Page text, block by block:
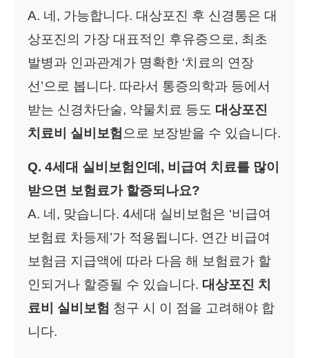
A. 네, 가능합니다. 대상포진 후 신경통은 대
상포진의 가장 대표적인 후유증으로, 최초
발병과 인과관계가 명확한 ‘치료의 연장
선’으로 봅니다. 따라서 통증의학과 등에서
받는 신경차단술, 약물치료 등도 대상포진
치료비 실비보험 으로 보장받을 수 있습니다.
Q. 4세대 실비보험인데, 비급여 치료를 많이
받으면 보험료가 할증되나요?
A. 네, 맞습니다. 4세대 실비보험은 ‘비급여
보험료 차등제’가 적용됩니다. 연간 비급여
보험금 지급액에 따라 다음 해 보험료가 할
인되거나 할증될 수 있습니다. 대상포진 치
료비 실비보험 청구 시 이 점을 고려해야 합
니다.